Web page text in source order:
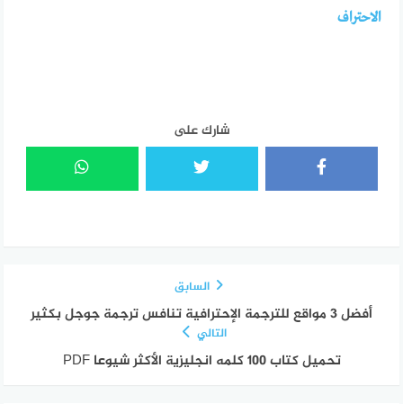
الاحتراف
شارك على
السابق
أفضل 3 مواقع للترجمة الإحترافية تنافس ترجمة جوجل بكثير
التالي
تحميل كتاب 100 كلمه انجليزية الأكثر شيوعا PDF